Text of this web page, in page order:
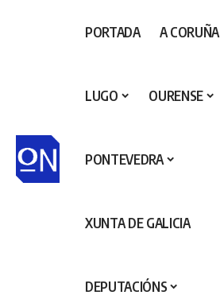
PORTADA A CORUÑA
LUGO OURENSE
PONTEVEDRA
XUNTA DE GALICIA
DEPUTACIÓNS